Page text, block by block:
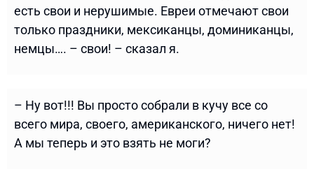
есть свои и нерушимые. Евреи отмечают свои
только праздники, мексиканцы, доминиканцы,
немцы…. – свои! – сказал я.
– Ну вот!!! Вы просто собрали в кучу все со
всего мира, своего, американского, ничего нет!
А мы теперь и это взять не моги?